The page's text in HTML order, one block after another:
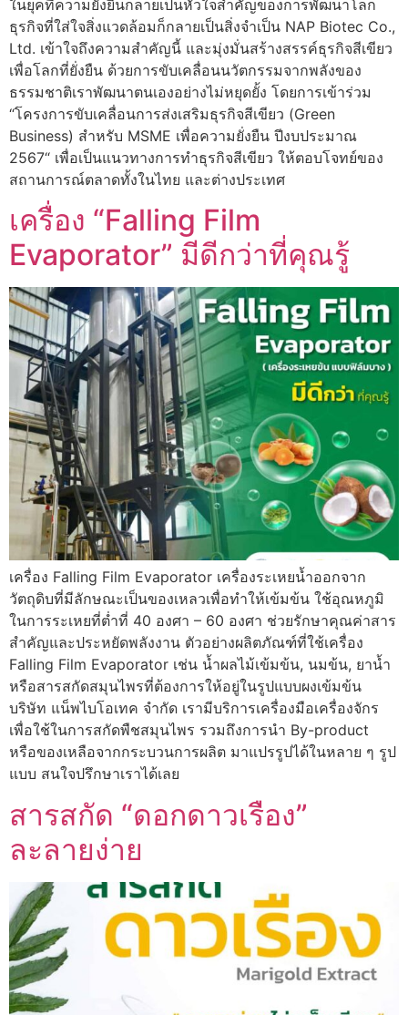
ในยุคที่ความยั่งยืนกลายเป็นหัวใจสำคัญของการพัฒนาโลก
ธุรกิจที่ใส่ใจสิ่งแวดล้อมก็กลายเป็นสิ่งจำเป็น NAP Biotec Co.,
Ltd. เข้าใจถึงความสำคัญนี้ และมุ่งมั่นสร้างสรรค์ธุรกิจสีเขียว
เพื่อโลกที่ยั่งยืน ด้วยการขับเคลื่อนนวัตกรรมจากพลังของ
ธรรมชาติเราพัฒนาตนเองอย่างไม่หยุดยั้ง โดยการเข้าร่วม
“โครงการขับเคลื่อนการส่งเสริมธุรกิจสีเขียว (Green
Business) สำหรับ MSME เพื่อความยั่งยืน ปีงบประมาณ
2567“ เพื่อเป็นแนวทางการทำธุรกิจสีเขียว ให้ตอบโจทย์ของ
สถานการณ์ตลาดทั้งในไทย และต่างประเทศ
เครื่อง “Falling Film
Evaporator” มีดีกว่าที่คุณรู้
เครื่อง Falling Film Evaporator เครื่องระเหยน้ำออกจาก
วัตถุดิบที่มีลักษณะเป็นของเหลวเพื่อทำให้เข้มข้น ใช้อุณหภูมิ
ในการระเหยที่ต่ำที่ 40 องศา – 60 องศา ช่วยรักษาคุณค่าสาร
สำคัญและประหยัดพลังงาน ตัวอย่างผลิตภัณฑ์ที่ใช้เครื่อง
Falling Film Evaporator เช่น น้ำผลไม้เข้มข้น, นมข้น, ยาน้ำ
หรือสารสกัดสมุนไพรที่ต้องการให้อยู่ในรูปแบบผงเข้มข้น
บริษัท แน็พไบโอเทค จำกัด เรามีบริการเครื่องมือเครื่องจักร
เพื่อใช้ในการสกัดพืชสมุนไพร รวมถึงการนำ By-product
หรือของเหลือจากกระบวนการผลิต มาแปรรูปได้ในหลาย ๆ รูป
แบบ สนใจปรึกษาเราได้เลย
สารสกัด “ดอกดาวเรือง”
ละลายง่าย